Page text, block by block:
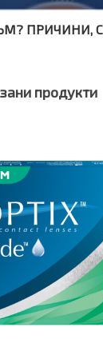
ПРИЧИНИ,
продукти